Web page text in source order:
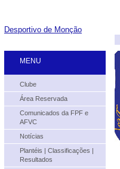
Desportivo de Monção
MENU
Clube
Área Reservada
Comunicados da FPF e
AFVC
Notícias
Plantéis | Classificações |
Resultados